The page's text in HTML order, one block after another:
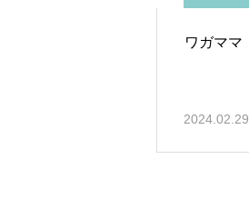
ワガママ
2024.02.29